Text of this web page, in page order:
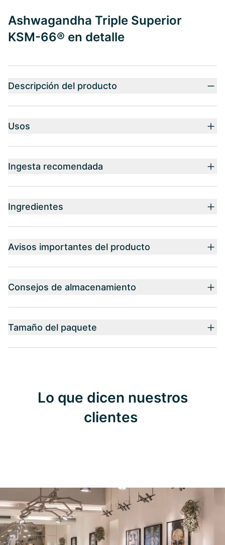
Ashwagandha Triple Superior
KSM-66® en detalle
Descripción del producto
Usos
Ingesta recomendada
Ingredientes
Avisos importantes del producto
Consejos de almacenamiento
Tamaño del paquete
Lo que dicen nuestros
clientes